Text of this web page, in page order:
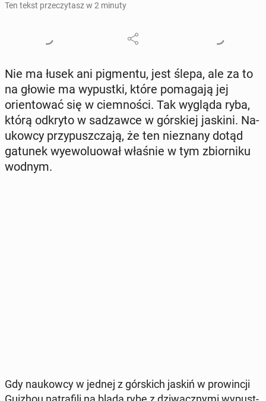
Ten tekst przeczytasz w 2 minuty
Nie ma łusek ani pig­men­tu, jest ślepa, ale za to
na głowie ma wy­pust­ki, które po­ma­ga­ją jej
orien­to­wać się w ciem­no­ści. Tak wygląda ryba,
którą odkryto w sa­dzaw­ce w gór­skiej jaskini. Na­
ukow­cy przy­pusz­cza­ją, że ten nie­zna­ny dotąd
gatunek wy­ewo­lu­ował właśnie w tym zbior­ni­ku
wodnym.
Gdy na­ukow­cy w jednej z gór­skich jaskiń w pro­win­cji